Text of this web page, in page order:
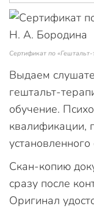
Cертификат по
Выдаем
гештальт-
обучение.
квалификации,
Скан-копию
сразу после
Оригинал